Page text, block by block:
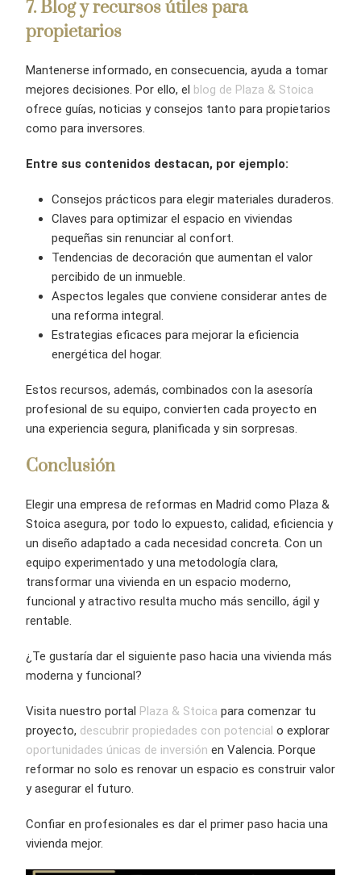
7. Blog y recursos útiles para
propietarios
Mantenerse informado, en consecuencia, ayuda a tomar
mejores decisiones. Por ello, el blog de Plaza & Stoica
ofrece guías, noticias y consejos tanto para propietarios
como para inversores.
Entre sus contenidos destacan, por ejemplo:
Consejos prácticos para elegir materiales duraderos.
Claves para optimizar el espacio en viviendas
pequeñas sin renunciar al confort.
Tendencias de decoración que aumentan el valor
percibido de un inmueble.
Aspectos legales que conviene considerar antes de
una reforma integral.
Estrategias eficaces para mejorar la eficiencia
energética del hogar.
Estos recursos, además, combinados con la asesoría
profesional de su equipo, convierten cada proyecto en
una experiencia segura, planificada y sin sorpresas.
Conclusión
Elegir una empresa de reformas en Madrid como Plaza &
Stoica asegura, por todo lo expuesto, calidad, eficiencia y
un diseño adaptado a cada necesidad concreta. Con un
equipo experimentado y una metodología clara,
transformar una vivienda en un espacio moderno,
funcional y atractivo resulta mucho más sencillo, ágil y
rentable.
¿Te gustaría dar el siguiente paso hacia una vivienda más
moderna y funcional?
Visita nuestro portal Plaza & Stoica para comenzar tu
proyecto, descubrir propiedades con potencial o explorar
oportunidades únicas de inversión en Valencia. Porque
reformar no solo es renovar un espacio es construir valor
y asegurar el futuro.
Confiar en profesionales es dar el primer paso hacia una
vivienda mejor.